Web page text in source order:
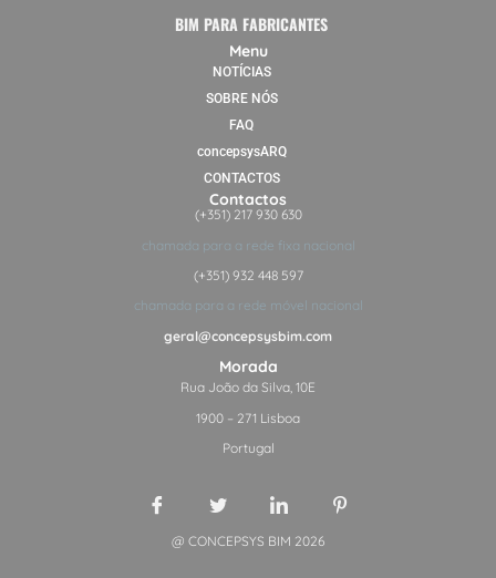
BIM PARA FABRICANTES
Menu
NOTÍCIAS
SOBRE NÓS
FAQ
concepsysARQ
CONTACTOS
Contactos
(+351) 217 930 630
chamada para a rede fixa nacional
(+351) 932 448 597
chamada para a rede móvel nacional
geral@concepsysbim.com
Morada
Rua João da Silva, 10E
1900 – 271 Lisboa
Portugal
@ CONCEPSYS BIM 2026